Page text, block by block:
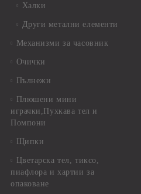
Халки
Други метални елементи
Механизми за часовник
Очички
Пълнежи
Плюшени мини
играчки,Пухкава тел и
Помпони
Щипки
Цветарска тел, тиксо,
пиафлора и хартии за
опаковане